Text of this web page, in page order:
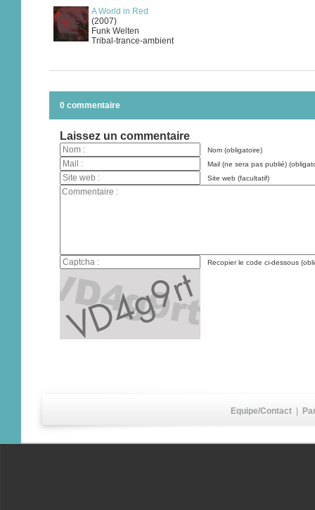
A World in Red
(2007)
Funk Welten
Tribal-trance-ambient
0 commentaire
Laissez un commentaire
Nom (obligatoire)
Mail (ne sera pas publié)
Site web (facultatif)
Recopier le code ci-dessous
Equipe/Contact